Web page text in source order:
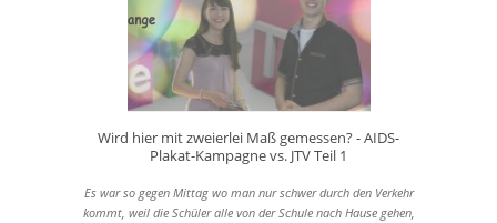
Wird hier mit zweierlei Maß gemessen? - AIDS-
Plakat-Kampagne vs. JTV Teil 1
Es war so gegen Mittag wo man nur schwer durch den Verkehr
kommt, weil die Schüler alle von der Schule nach Hause gehen,